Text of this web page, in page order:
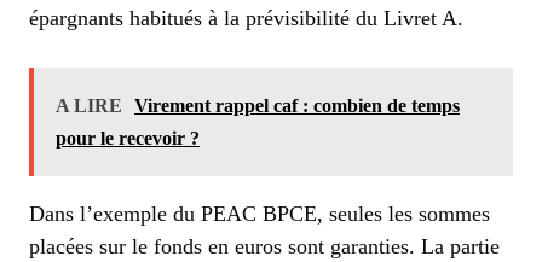
épargnants habitués à la prévisibilité du Livret A.
A LIRE
Virement rappel caf : combien de temps
pour le recevoir ?
Dans l’exemple du PEAC BPCE, seules les sommes
placées sur le fonds en euros sont garanties. La partie